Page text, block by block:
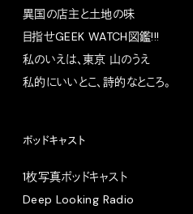
異国の店主と土地の味
目指せGEEK WATCH図鑑!!!
私のいえは、東京 山のうえ
私的にいいとこ、詩的なところ。
ポッドキャスト
1枚写真ポッドキャスト
Deep Looking Radio